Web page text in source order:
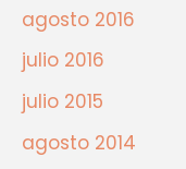
agosto 2016
julio 2016
julio 2015
agosto 2014